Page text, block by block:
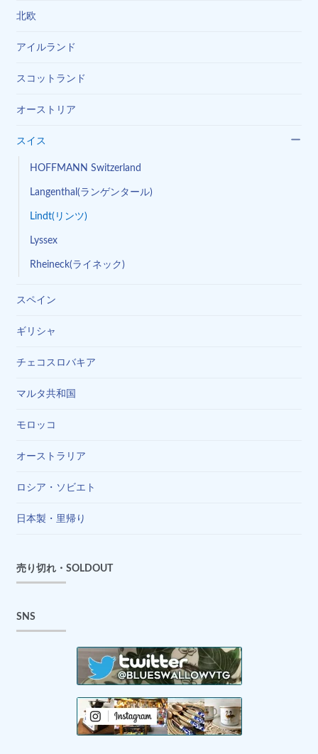
北欧
アイルランド
スコットランド
オーストリア
スイス
HOFFMANN Switzerland
Langenthal(ランゲンタール)
Lindt(リンツ)
Lyssex
Rheineck(ライネック)
スペイン
ギリシャ
チェコスロバキア
マルタ共和国
モロッコ
オーストラリア
ロシア・ソビエト
日本製・里帰り
売り切れ・SOLDOUT
SNS